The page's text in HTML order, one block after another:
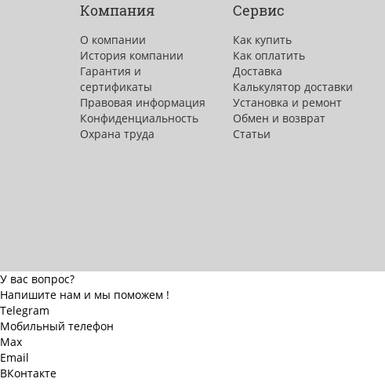
Компания
О компании
История компании
Гарантия и
сертификаты
Правовая информация
Конфиденциальность
Охрана труда
Сервис
Как купить
Как оплатить
Доставка
Калькулятор доставки
Установка и ремонт
Обмен и возврат
Статьи
У вас вопрос?
Напишите нам и мы поможем !
Telegram
Мобильный телефон
Max
Email
ВКонтакте